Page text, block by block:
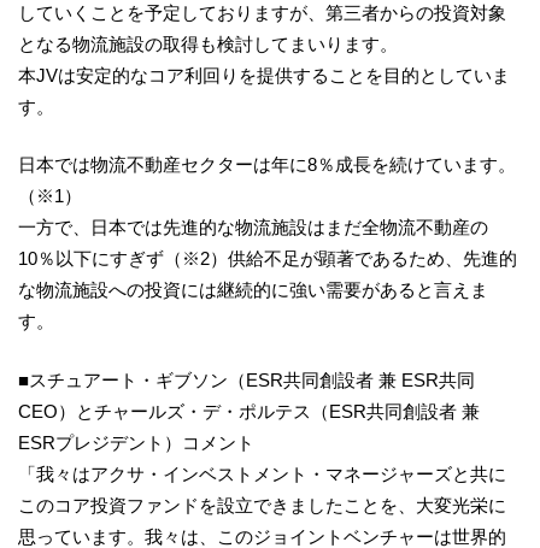
していくことを予定しておりますが、第三者からの投資対象
となる物流施設の取得も検討してまいります。
本JVは安定的なコア利回りを提供することを目的としていま
す。
日本では物流不動産セクターは年に8％成長を続けています。
（※1）
一方で、日本では先進的な物流施設はまだ全物流不動産の
10％以下にすぎず （※2） 供給不足が顕著であるため、先進的
な物流施設への投資には継続的に強い需要があると言えま
す。
■スチュアート・ギブソン（ESR共同創設者 兼 ESR共同
CEO）とチャールズ・デ・ポルテス（ESR共同創設者 兼
ESRプレジデント）コメント
「我々はアクサ・インベストメント・マネージャーズと共に
このコア投資ファンドを設立できましたことを、大変光栄に
思っています。我々は、このジョイントベンチャーは世界的